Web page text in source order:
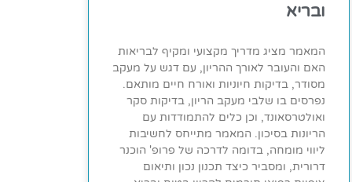
ובריא
המאמר מציג מדריך מקצועי ומקיף לבריאות
האם והעובר לאורך ההריון, עם דגש על מעקב
מסודר, בדיקות חיוניות ואורח חיים מותאם.
נפרסים בו שלבי מעקב הריון, בדיקות סקר
ואולטרסאונד, וכן כלים להתמודדות עם
הריונות בסיכון. המאמר מתייחס לחשיבות
ליווי מומחה, בדומה לדרכה של פרופ' הוכנר
דרורית, ומסביר כיצד תכנון נכון ותיאום